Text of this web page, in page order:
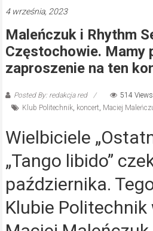
4 września, 2023
Maleńczuk i Rhythm
Częstochowie. Mamy
zaproszenie na ten
Posted By: redakcja red
514 Views
Klub Politechnik, koncert, Maciej
Wielbiciele
„Tango libido”
października.
Klubie Politechnik